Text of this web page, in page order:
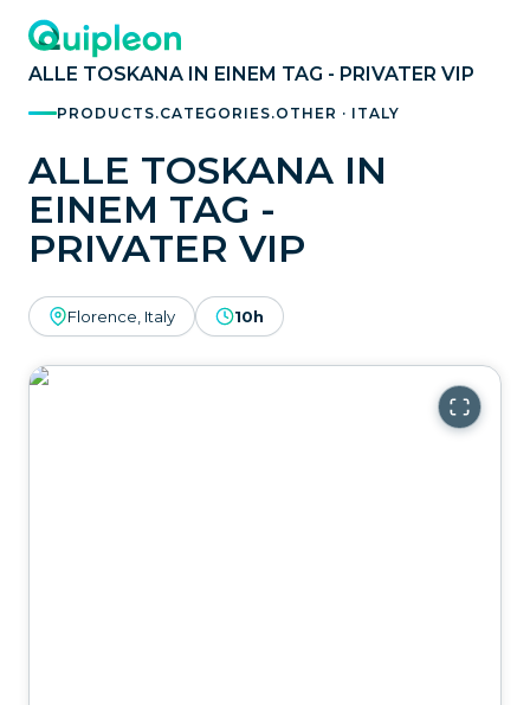
ALLE TOSKANA IN EINEM TAG - PRIVATER VIP
PRODUCTS.CATEGORIES.OTHER · ITALY
ALLE TOSKANA IN
EINEM TAG -
PRIVATER VIP
Florence, Italy 10h